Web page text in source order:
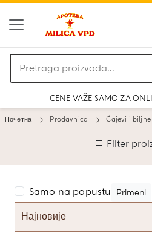
Pretraga
proizvoda
CENE VAŽE SAMO ZA
Почетна Prodavnica Čajevi i biljne
Filter
Samo na popustu Primeni